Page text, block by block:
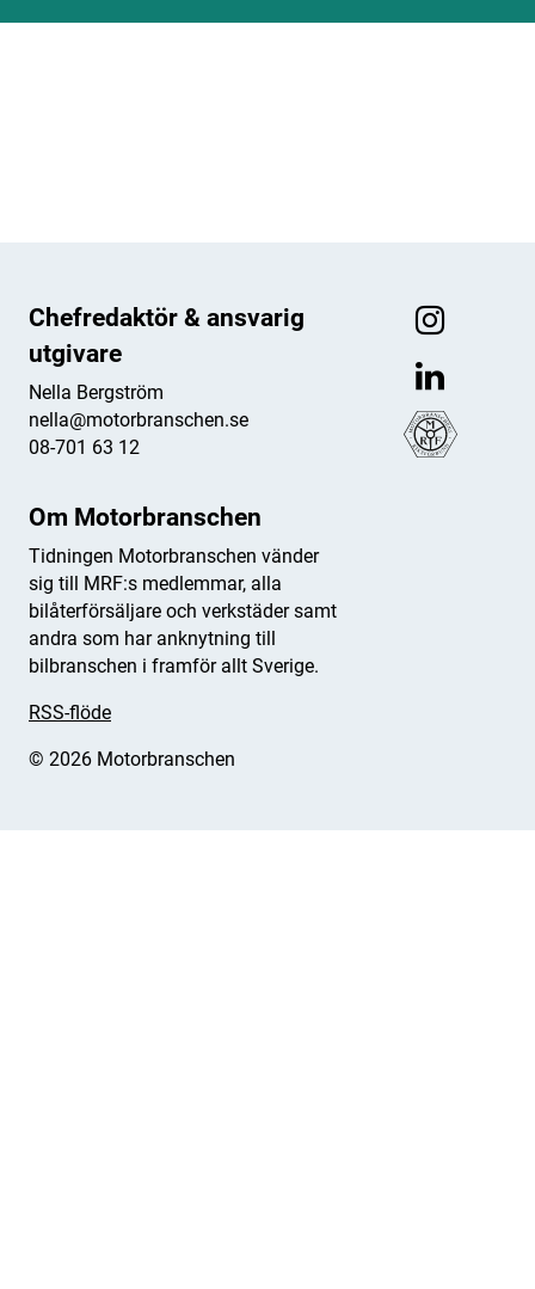
Om Motorbranschen
Tidningen Motorbranschen vänder
sig till MRF:s medlemmar, alla
bilåterförsäljare och verkstäder samt
andra som har anknytning till
bilbranschen i framför allt Sverige.
RSS-flöde
© 2026 Motorbranschen
Chefredaktör & ansvarig
utgivare
Nella Bergström
nella@motorbranschen.se
08-701 63 12